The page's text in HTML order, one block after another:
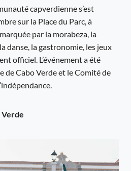
capverdienne s’est
sur la Place du Parc, à
par la morabeza, la
danse, la gastronomie, les jeux
officiel. L’événement a été
de Cabo Verde et le Comité de
Verde